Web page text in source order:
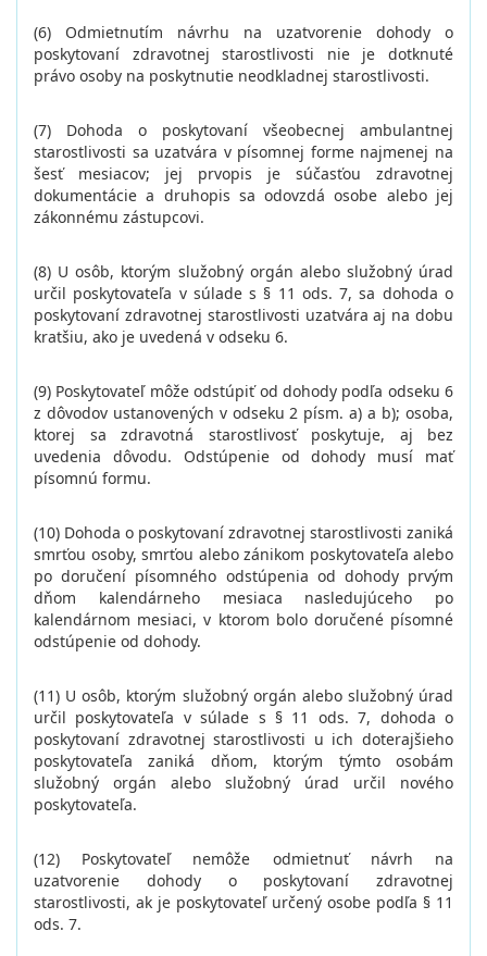
(6) Odmietnutím návrhu na uzatvorenie dohody o
poskytovaní zdravotnej starostlivosti nie je dotknuté
právo osoby na poskytnutie neodkladnej starostlivosti.
(7) Dohoda o poskytovaní všeobecnej ambulantnej
starostlivosti sa uzatvára v písomnej forme najmenej na
šesť mesiacov; jej prvopis je súčasťou zdravotnej
dokumentácie a druhopis sa odovzdá osobe alebo jej
zákonnému zástupcovi.
(8) U osôb, ktorým služobný orgán alebo služobný úrad
určil poskytovateľa v súlade s § 11 ods. 7, sa dohoda o
poskytovaní zdravotnej starostlivosti uzatvára aj na dobu
kratšiu, ako je uvedená v odseku 6.
(9) Poskytovateľ môže odstúpiť od dohody podľa odseku 6
z dôvodov ustanovených v odseku 2 písm. a) a b); osoba,
ktorej sa zdravotná starostlivosť poskytuje, aj bez
uvedenia dôvodu. Odstúpenie od dohody musí mať
písomnú formu.
(10) Dohoda o poskytovaní zdravotnej starostlivosti zaniká
smrťou osoby, smrťou alebo zánikom poskytovateľa alebo
po doručení písomného odstúpenia od dohody prvým
dňom kalendárneho mesiaca nasledujúceho po
kalendárnom mesiaci, v ktorom bolo doručené písomné
odstúpenie od dohody.
(11) U osôb, ktorým služobný orgán alebo služobný úrad
určil poskytovateľa v súlade s § 11 ods. 7, dohoda o
poskytovaní zdravotnej starostlivosti u ich doterajšieho
poskytovateľa zaniká dňom, ktorým týmto osobám
služobný orgán alebo služobný úrad určil nového
poskytovateľa.
(12) Poskytovateľ nemôže odmietnuť návrh na
uzatvorenie dohody o poskytovaní zdravotnej
starostlivosti, ak je poskytovateľ určený osobe podľa § 11
ods. 7.